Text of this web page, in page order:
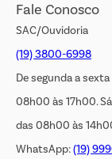
Transparência
Fale Conosco
SAC/Ouvidoria
(19) 3800-6998
De segunda a sexta
08h00 às 17h00.
das 08h00 às
WhatsApp:(19)